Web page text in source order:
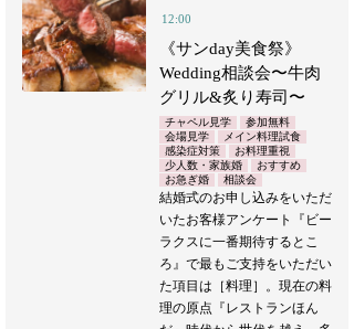
12:00
《サンday美食祭》
Wedding相談会〜牛肉
グリル&炙り寿司〜
チャペル見学
参加無料
会場見学
メイン料理試食
感染症対策
お料理重視
少人数・家族婚
おすすめ
お急ぎ婚
相談会
結婚式のお申し込みをいただ
いたお客様アンケート『ビー
ラクスに一番期待するとこ
ろ』で最もご支持をいただい
た項目は［料理］。現在の料
理の原点『レストランほん